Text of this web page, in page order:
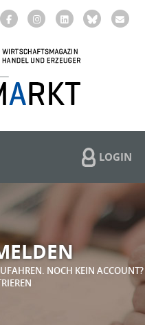
LOGIN
NOCH KEIN ACCOUNT?